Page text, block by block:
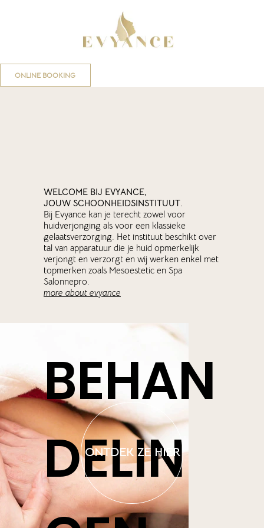
ONLINE BOOKING
WELCOME BIJ EVYANCE,
JOUW SCHOONHEIDSINSTITUUT.
Bij Evyance kan je terecht zowel voor
huidverjonging als voor een klassieke
gelaatsverzorging. Het instituut beschikt over
tal van apparatuur die je huid opmerkelijk
verjongt en verzorgt en wij werken enkel met
topmerken zoals Mesoestetic en Spa
Salonnepro.
more about evyance
BEHAN
DELIN
ONTDEK ZE HIER